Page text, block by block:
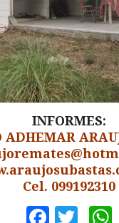
INFORMES:
ADHEMAR
Cel. 099192310